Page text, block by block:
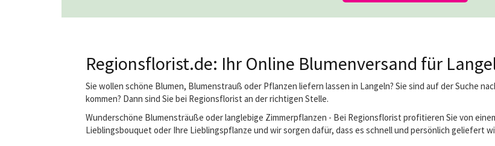
Regionsflorist.de: Ihr Online Blumenversand für
Sie wollen schöne Blumen, Blumenstrauß oder Pflanzen liefern lassen in Langeln? Sie sind auf der Suche
kommen? Dann sind Sie bei Regionsflorist an der richtigen Stelle.
Wunderschöne Blumensträuße oder langlebige Zimmerpflanzen - Bei Regionsflorist profitieren Sie von
Lieblingsbouquet oder Ihre Lieblingspflanze und wir sorgen dafür, dass es schnell und persönlich geliefert